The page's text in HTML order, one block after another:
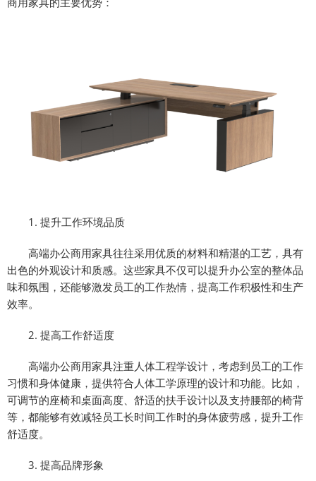
1. 提升工作环境品质
高端办公商用家具往往采用优质的材料和精湛的工艺，具有
出色的外观设计和质感。这些家具不仅可以提升办公室的整体品
味和氛围，还能够激发员工的工作热情，提高工作积极性和生产
效率。
2. 提高工作舒适度
高端办公商用家具注重人体工程学设计，考虑到员工的工作
习惯和身体健康，提供符合人体工学原理的设计和功能。比如，
可调节的座椅和桌面高度、舒适的扶手设计以及支持腰部的椅背
等，都能够有效减轻员工长时间工作时的身体疲劳感，提升工作
舒适度。
3. 提高品牌形象